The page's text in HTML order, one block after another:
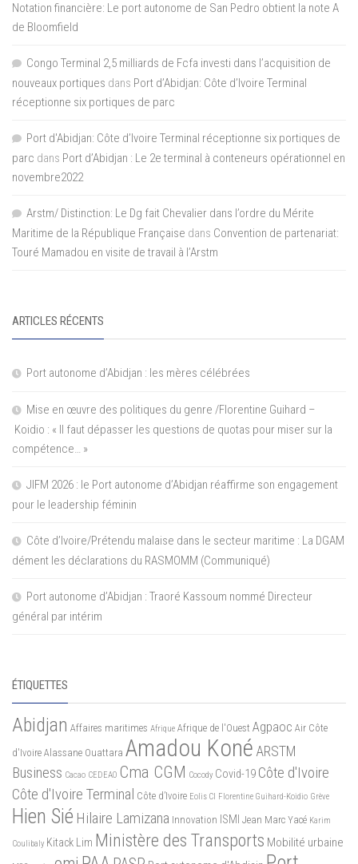
Notation financière: Le port autonome de San Pedro obtient la note A
de Bloomfield
Congo Terminal 2,5 milliards de Fcfa investi dans l’acquisition de
nouveaux portiques dans Port d’Abidjan: Côte d’Ivoire Terminal
réceptionne six portiques de parc
Port d'Abidjan: Côte d’Ivoire Terminal réceptionne six portiques de
parc dans Port d’Abidjan : Le 2e terminal à conteneurs opérationnel en
novembre2022
Arstm/ Distinction: Le Dg fait Chevalier dans l’ordre du Mérite
Maritime de la République Française dans Convention de partenariat:
Touré Mamadou en visite de travail à l’Arstm
ARTICLES RÉCENTS
Port autonome d’Abidjan : les mères célébrées
Mise en œuvre des politiques du genre /Florentine Guihard –
Koidio : « Il faut dépasser les questions de quotas pour miser sur la
compétence… »
JIFM 2026 : le Port autonome d’Abidjan réaffirme son engagement
pour le leadership féminin
Côte d’Ivoire/Prétendu malaise dans le secteur maritime : La DGAM
dément les déclarations du RASMOMM (Communiqué)
Port autonome d’Abidjan : Traoré Kassoum nommé Directeur
général par intérim
ÉTIQUETTES
Abidjan Affaires maritimes Afrique Afrique de l'Ouest Agpaoc Air Côte
d'Ivoire Alassane Ouattara Amadou Koné ARSTM
Business Cacao CEDEAO Cma CGM Cocody Covid-19 Côte d'Ivoire
Côte d'Ivoire Terminal Côte d’Ivoire Eolis CI Florentine Guihard-Koidio Grève
Hien Sié Hilaire Lamizana Innovation ISMI Jean Marc Yacé Karim
Coulibaly Kitack Lim Ministère des Transports Mobilité urbaine